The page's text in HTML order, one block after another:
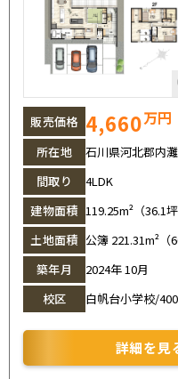
販売価格 4,660万円
所在地
石川県河北郡内
間取り
4LDK
建物面積 119.25m²（36.1坪
土地面積 公簿 221.31m²（
築年月
2024年 10月
校区
白帆台小学校/
詳細を見